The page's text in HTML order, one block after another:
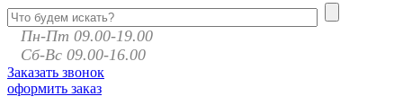
Пн-Пт 09.00-19.00
Сб-Вс 09.00-16.00
Заказать звонок
оформить заказ